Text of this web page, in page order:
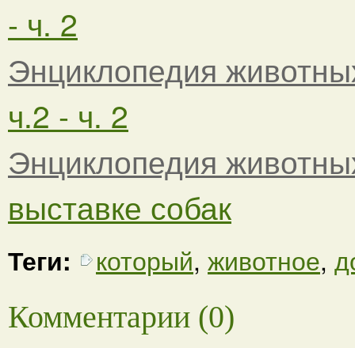
- ч. 2
Энциклопедия
ч.2 - ч. 2
Энциклопедия
выставке собак
Теги: который, животное,
Комментарии (0)